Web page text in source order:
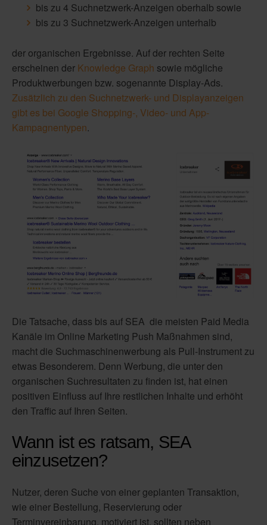
bis zu 4 Suchnetzwerk-Anzeigen oberhalb sowie
bis zu 3 Suchnetzwerk-Anzeigen unterhalb
der organischen Ergebnisse. Auf der rechten Seite
erscheinen der Knowledge Graph sowie mögliche
Produktwerbungen bzw. sogenannte Display-Ads.
Zusätzlich zu den Suchnetzwerk- und Displayanzeigen
gibt es bei Google Shopping-, Video- und App-
Kampagnentypen.
Die Tatsache, dass bis auf SEA die meisten Paid Media
Kanäle im Online Marketing Push Maßnahmen sind,
macht die Suchmaschinenwerbung als Pull-Instrument zu
etwas Besonderem. Denn Werbung, die unter den
organischen Suchresultaten zu finden ist, hat einen
positiven Einfluss auf Ihre restlichen Inhalte und erhöht
den Traffic auf Ihren Seiten.
Wann ist es ratsam, SEA
einzusetzen?
Nutzer, deren Suche von einer geplanten Transaktion,
wie einer Bestellung, Reservierung oder
Terminvereinbarung, motiviert ist, sollten neben